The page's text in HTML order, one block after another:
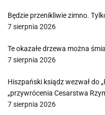
Będzie przenikliwie zimno.
7 sierpnia 2026
Te okazałe drzewa można
7 sierpnia 2026
Hiszpański ksiądz wezwał do
„przywrócenia Cesarstwa
7 sierpnia 2026